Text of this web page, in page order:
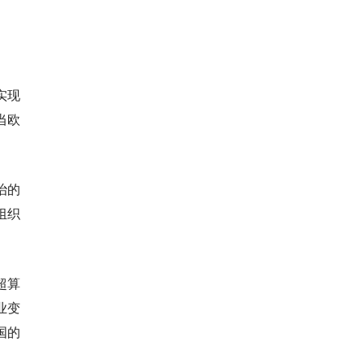
现
欧
的
织
算
变
的